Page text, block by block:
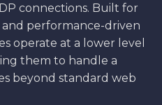
connections. Built for
performance-driven
operate at a lower level
them to handle a
beyond standard web